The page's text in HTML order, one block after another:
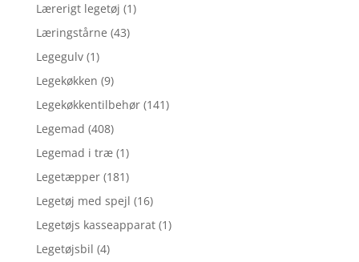
Lærerigt legetøj (1)
Læringstårne (43)
Legegulv (1)
Legekøkken (9)
Legekøkkentilbehør (141)
Legemad (408)
Legemad i træ (1)
Legetæpper (181)
Legetøj med spejl (16)
Legetøjs kasseapparat (1)
Legetøjsbil (4)